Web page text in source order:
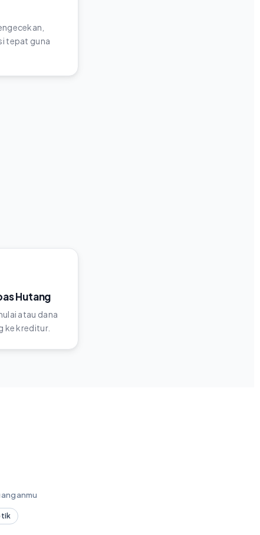
tepat guna
Hutang
atau dana
ke kreditur.